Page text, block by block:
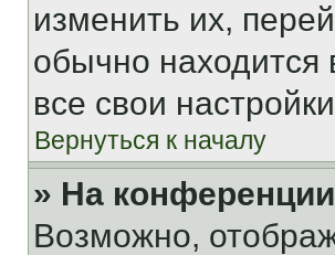
изменить их,
обычно
все свои
Вернуться к началу
» На
Возможно,